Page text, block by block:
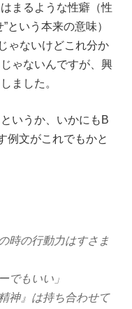
まるような性癖（性
という本来の意味）
ゃないけどこれ分か
ゃないんですが、興
ました。
いうか、いかにもB
例文がこれでもかと
時の行動力はすさま
でもいい」
神』は持ち合わせて